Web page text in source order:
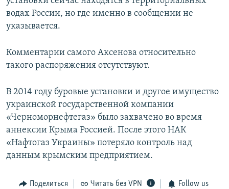
водах России, но где именно в сообщении не
указывается.
Комментарии самого Аксенова относительно
такого распоряжения отсутствуют.
В 2014 году буровые установки и другое имущество
украинской государственной компании
«Черноморнефтегаз» было захвачено во время
аннексии Крыма Россией. После этого НАК
«Нафтогаз Украины» потеряло контроль над
данным крымским предприятием.
Поделиться Читать без VPN Follow us